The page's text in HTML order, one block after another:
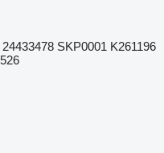
SKP0001 K261196